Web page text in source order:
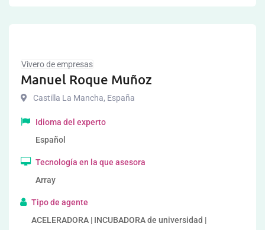
Vivero de empresas
Manuel Roque Muñoz
Castilla La Mancha, España
Idioma del experto
Español
Tecnología en la que asesora
Array
Tipo de agente
ACELERADORA | INCUBADORA de universidad |